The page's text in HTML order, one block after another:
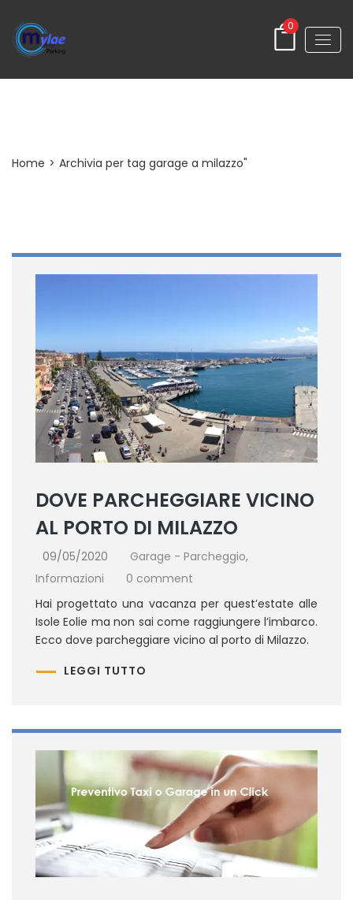
0
Home > Archivia per tag garage a milazzo"
DOVE PARCHEGGIARE VICINO
AL PORTO DI MILAZZO
09/05/2020 Garage - Parcheggio,
Informazioni
0 comment
Hai progettato una vacanza per quest’estate alle
Isole Eolie ma non sai come raggiungere l’imbarco.
Ecco dove parcheggiare vicino al porto di Milazzo.
LEGGI TUTTO